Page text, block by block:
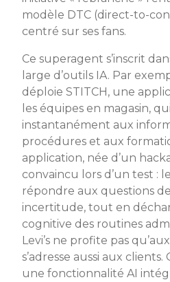
modèle DTC (direct-to-
centré sur ses fans.
Ce superagent s’inscrit
large d’outils IA. Par
déploie STITCH, une
les équipes en magasin,
instantanément aux
procédures et aux
application, née d’un
convaincu lors d’un test :
répondre aux questions
incertitude, tout en
cognitive des routines
Levi’s ne profite pas
s’adresse aussi aux
une fonctionnalité AI